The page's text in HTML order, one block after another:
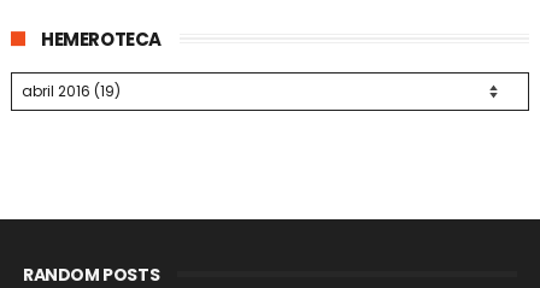
HEMEROTECA
RANDOM POSTS